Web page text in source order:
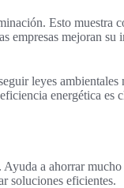
Esto muestra
empresas mejoran su
leyes
energética es
a ahorrar
soluciones eficientes.